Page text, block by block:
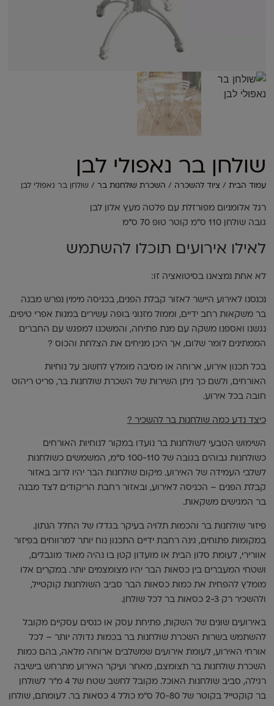
שולחן בר נאפולי לבן
עמוד הבית / ציוד להשכרה / השכרת שולחנות בר / שולחן בר נאפולי לבן
רגל אלומניום מפורזלת עם פלטה מעץ אלון לבן
גובה שולחן 110 ס"מ קוטר טופ 70 ס"מ
לאילו אירועים תוכלו להשתמש
לא אחת נמצאנו בסיטואציה זו:
נכנסנו לאירוע היישר לאזור קבלת הפנים, בכניסה מימין נפרש מבנה
בר משקאות רחב ידיים, וממול מזנוני בופה עשירים במנות אפרי טיפים.
נגשנו ואספנו משקה עם מנת פתיחה, והמשכנו למפגש עם החברים
הממתינים לומר שלום, אך היכן מניחים את הצלחת והכוס ?
בכל תכנון אירוע, ארוחה או מסיבה מומלץ לחשוב על נוחיות
האורחים, ולשם כך ניתן השירות של השכרת שולחנות בר, פריט ריהוט
חובה בכל אירוע.
כיצד נדע כמה שולחנות בר להשכיר ?
השימוש הטבעי לשולחנות בר נועדו במקור לנוחיות האורחים
כשולחנות גבוהים בגובה של 100-110 ס"מ, המשמשים כשולחנות
לשלבי העמידה של האירוע. מיקום שולחנות הבר יהיו לרוב באזור
קבלת הפנים – הכניסה לאירוע, ובאזור רחבת הריקודים לצד מבנה
בר המגישים משקאות.
פיזור שולחנות בר והכמות תלויה בעיקר בגדלו של החלל הנתון.
במקומות פתוחים, גינה רחבת ידיים התכנון נוח יותר למרווחים בפיזור
אוורירי, לעומת סלון הבית או מועדון קטן בו נהיה מאוד מוגבלים,
ושטחי המעברים בין כסאות הבר יהיו מצומצמים יותר. במקרים אלו
מומלץ להפחית את כמות כסאות הבר סביב השולחנות קוקטייל,
ולהשכיר רק 2-3 כסאות בר לכל שולחן.
באירועים שונים של השקות, פתיחת עסק או כנסים עסקיים מקובל
להשתמש בשרות השכרת שולחנות בר בכמות גדולה יותר – לכל
אורחי האירוע, לעומת אירועים שמשלבים ארוחה מלאה, בהם כמות
השכרת שולחנות בר תצומצם, מאחר ועיקר האירוע מתרחש בישיבה
רגילה, סביב שולחנות האוכל. מקובל לחשב שטח של 4 מ"ר לשולחן
בר קוקטייל בקוטר של 70-80 ס"מ כולל 4 כסאות בר. לעומתם, שולחן